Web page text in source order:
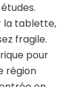
la tablette,
fragile.
pour
région